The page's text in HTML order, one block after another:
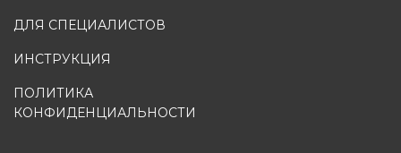
ДЛЯ СПЕЦИАЛИСТОВ
ИНСТРУКЦИЯ
ПОЛИТИКА
КОНФИДЕНЦИАЛЬНОСТИ